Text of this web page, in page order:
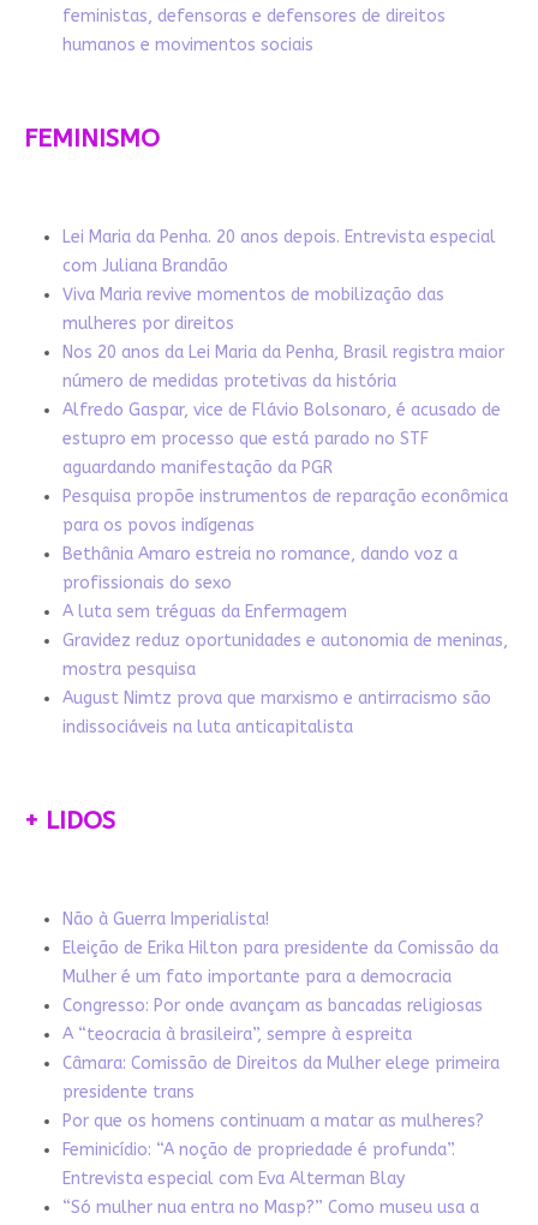
feministas, defensoras e defensores de direitos
humanos e movimentos sociais
FEMINISMO
Lei Maria da Penha. 20 anos depois. Entrevista especial
com Juliana Brandão
Viva Maria revive momentos de mobilização das
mulheres por direitos
Nos 20 anos da Lei Maria da Penha, Brasil registra maior
número de medidas protetivas da história
Alfredo Gaspar, vice de Flávio Bolsonaro, é acusado de
estupro em processo que está parado no STF
aguardando manifestação da PGR
Pesquisa propõe instrumentos de reparação econômica
para os povos indígenas
Bethânia Amaro estreia no romance, dando voz a
profissionais do sexo
A luta sem tréguas da Enfermagem
Gravidez reduz oportunidades e autonomia de meninas,
mostra pesquisa
August Nimtz prova que marxismo e antirracismo são
indissociáveis na luta anticapitalista
+ LIDOS
Não à Guerra Imperialista!
Eleição de Erika Hilton para presidente da Comissão da
Mulher é um fato importante para a democracia
Congresso: Por onde avançam as bancadas religiosas
A “teocracia à brasileira”, sempre à espreita
Câmara: Comissão de Direitos da Mulher elege primeira
presidente trans
Por que os homens continuam a matar as mulheres?
Feminicídio: “A noção de propriedade é profunda”.
Entrevista especial com Eva Alterman Blay
“Só mulher nua entra no Masp?” Como museu usa a